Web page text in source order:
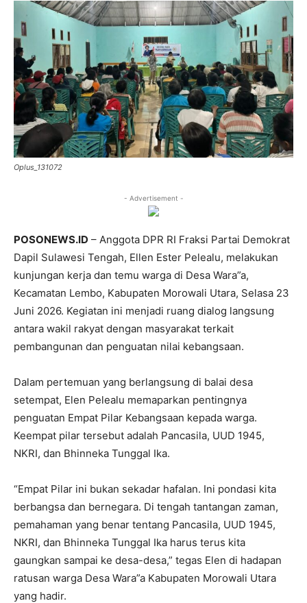
Oplus_131072
- Advertisement -
POSONEWS.ID – Anggota DPR RI Fraksi Partai Demokrat
Dapil Sulawesi Tengah, Ellen Ester Pelealu, melakukan
kunjungan kerja dan temu warga di Desa Wara”a,
Kecamatan Lembo, Kabupaten Morowali Utara, Selasa 23
Juni 2026. Kegiatan ini menjadi ruang dialog langsung
antara wakil rakyat dengan masyarakat terkait
pembangunan dan penguatan nilai kebangsaan.
Dalam pertemuan yang berlangsung di balai desa
setempat, Elen Pelealu memaparkan pentingnya
penguatan Empat Pilar Kebangsaan kepada warga.
Keempat pilar tersebut adalah Pancasila, UUD 1945,
NKRI, dan Bhinneka Tunggal Ika.
“Empat Pilar ini bukan sekadar hafalan. Ini pondasi kita
berbangsa dan bernegara. Di tengah tantangan zaman,
pemahaman yang benar tentang Pancasila, UUD 1945,
NKRI, dan Bhinneka Tunggal Ika harus terus kita
gaungkan sampai ke desa-desa,” tegas Elen di hadapan
ratusan warga Desa Wara”a Kabupaten Morowali Utara
yang hadir.